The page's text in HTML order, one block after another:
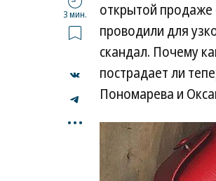
3 мин.
...
открытой продаже
проводили для
скандал. Почему
пострадает ли
Пономарева и